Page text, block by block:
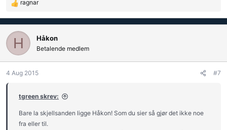
R
e
a
k
j
o
n
ragnar
H Håkon
Betalende medlem
4 Aug 2015 #7
tgreen skrev:
Bare la skjellsanden ligge Håkon! Som du sier så gjør det ikke noe
fra eller til.